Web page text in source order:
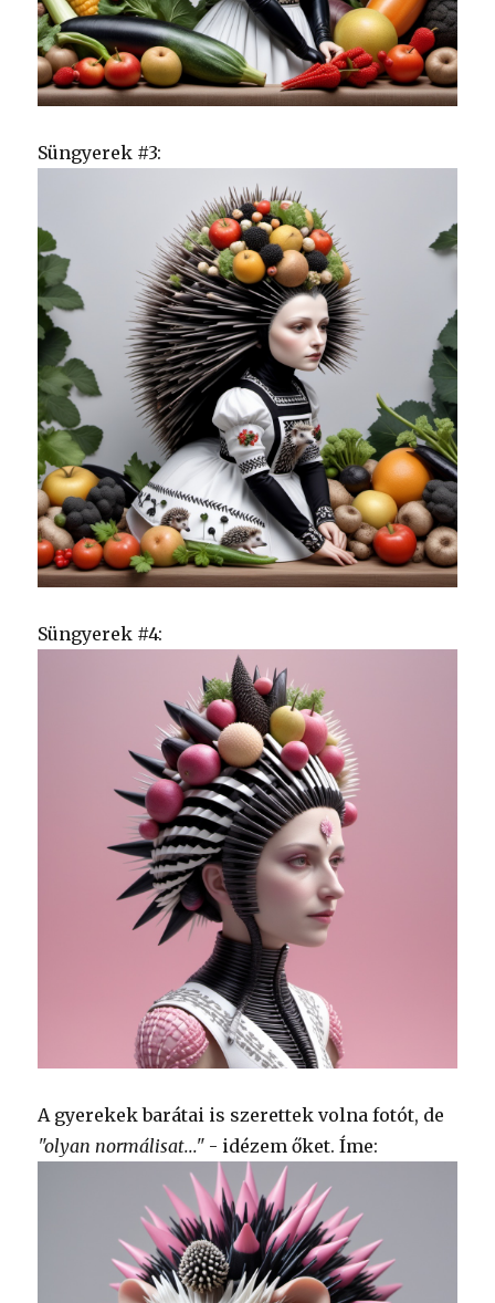
Süngyerek #3:
Süngyerek #4:
A gyerekek barátai is szerettek volna fotót, de
"olyan normálisat..." - idézem őket. Íme: